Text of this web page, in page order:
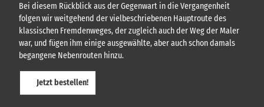
Bei diesem Rückblick aus der Gegenwart in die Vergangenheit
folgen wir weitgehend der vielbeschriebenen Hauptroute des
klassischen Fremdenweges, der zugleich auch der Weg der Maler
war, und fügen ihm einige ausgewählte, aber auch schon damals
begangene Nebenrouten hinzu.
Jetzt bestellen!